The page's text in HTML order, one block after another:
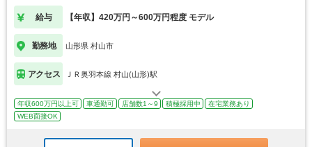
給与 【年収】420万円～600万円程度 モデル
勤務地 山形県 村山市
アクセス ＪＲ奥羽本線 村山(山形)駅
年収600万円以上可 車通勤可 店舗数1～9 積極採用中
在宅業務あり
WEB面接OK